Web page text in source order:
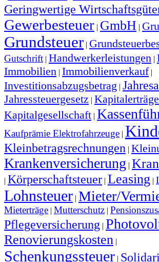
Geringwertige
Gewerbesteuer | GmbH |
Grundsteuer |
Gutschrift | Handwerkerleistungen |
Immobilien | Immobilienverkauf |
Investitionsabzugsbetrag |
Jahressteuergesetz | Kapitalerträge
Kapitalgesellschaft |
Kaufprämie Elektrofahrzeuge |
Kleinbetragsrechnungen |
Krankenversicherung |
| Körperschaftsteuer | Leasing |
Lohnsteuer | Mieter/
Mieterträge | Mutterschutz |
Pflegeversicherung |
Renovierungskosten |
Schenkungssteuer |